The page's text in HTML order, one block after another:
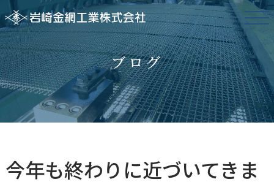
ブログ
今年も終わりに近づいてきま